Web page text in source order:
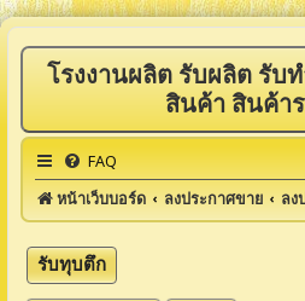
โรงงานผลิต รับผลิต รับ
สินค้า สินค้า
FAQ
หน้าเว็บบอร์ด
ลงประกาศขาย ลง
รับทุบตึก